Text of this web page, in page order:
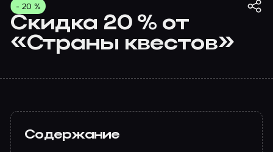
- 20 %
Скидка 20 % от
«Страны квестов»
Содержание